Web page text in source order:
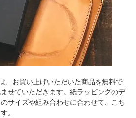
、お買い上げいただいた商品を無料で
せていただきます。紙ラッピングのデ
サイズや組み合わせに合わせて、こち
。